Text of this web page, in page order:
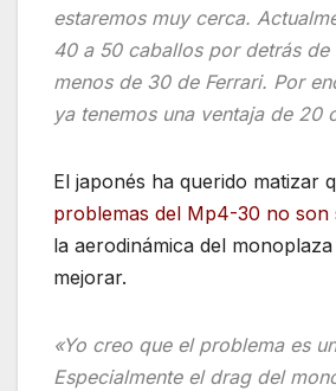
estaremos muy cerca.
40 a 50 caballos por detrás de
menos de 30 de Ferrari. Por
ya tenemos una ventaja de 20
El japonés ha querido matizar
problemas del Mp4-30 no son
la aerodinámica del
mejorar.
«Yo creo que el problema es
Especialmente el drag del